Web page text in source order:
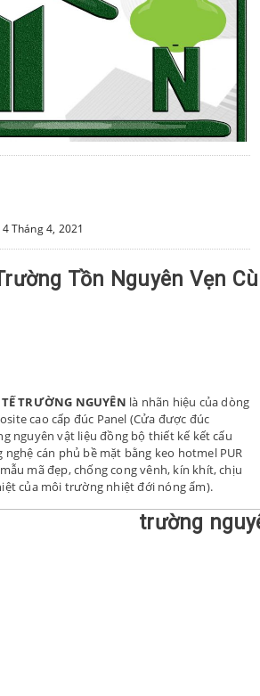
Tháng 4, 2021
Tồn Nguyên Vẹn
TRƯỜNG NGUYÊN là nhãn hiệu của dòng
cao cấp đúc Panel (Cửa được đúc
nguyên vật liệu đồng bộ thiết kế kết cấu
cán phủ bề mặt bằng keo hotmel PUR
mã đẹp, chống cong vênh, kín khít, chịu
của môi trường nhiệt đới nóng ẩm).